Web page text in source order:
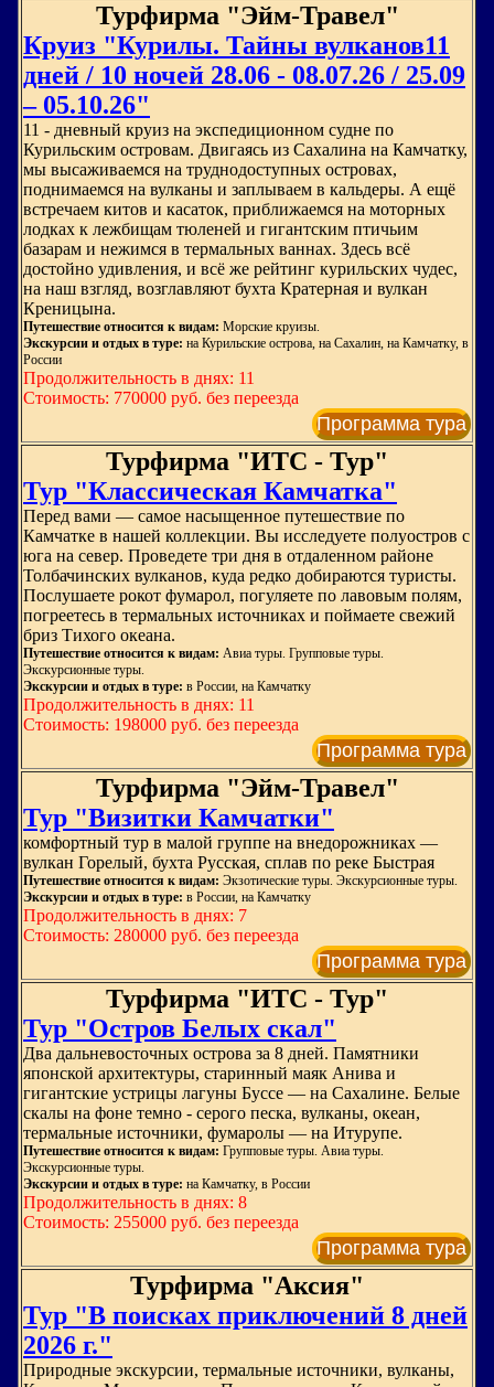
Турфирма "Эйм-Травел"
Круиз "Курилы. Тайны вулканов11
дней / 10 ночей 28.06 - 08.07.26 / 25.09
– 05.10.26"
11 - дневный круиз на экспедиционном судне по
Курильским островам. Двигаясь из Сахалина на Камчатку,
мы высаживаемся на труднодоступных островах,
поднимаемся на вулканы и заплываем в кальдеры. А ещё
встречаем китов и касаток, приближаемся на моторных
лодках к лежбищам тюленей и гигантским птичьим
базарам и нежимся в термальных ваннах. Здесь всё
достойно удивления, и всё же рейтинг курильских чудес,
на наш взгляд, возглавляют бухта Кратерная и вулкан
Креницына.
Путешествие относится к видам: Морские круизы.
Экскурсии и отдых в туре: на Курильские острова, на Сахалин, на Камчатку, в
России
Продолжительность в днях: 11
Стоимость: 770000 руб. без переезда
Программа тура
Турфирма "ИТС - Тур"
Тур "Классическая Камчатка"
Перед вами — самое насыщенное путешествие по
Камчатке в нашей коллекции. Вы исследуете полуостров с
юга на север. Проведете три дня в отдаленном районе
Толбачинских вулканов, куда редко добираются туристы.
Послушаете рокот фумарол, погуляете по лавовым полям,
погреетесь в термальных источниках и поймаете свежий
бриз Тихого океана.
Путешествие относится к видам: Авиа туры. Групповые туры.
Экскурсионные туры.
Экскурсии и отдых в туре: в России, на Камчатку
Продолжительность в днях: 11
Стоимость: 198000 руб. без переезда
Программа тура
Турфирма "Эйм-Травел"
Тур "Визитки Камчатки"
комфортный тур в малой группе на внедорожниках —
вулкан Горелый, бухта Русская, сплав по реке Быстрая
Путешествие относится к видам: Экзотические туры. Экскурсионные туры.
Экскурсии и отдых в туре: в России, на Камчатку
Продолжительность в днях: 7
Стоимость: 280000 руб. без переезда
Программа тура
Турфирма "ИТС - Тур"
Тур "Остров Белых скал"
Два дальневосточных острова за 8 дней. Памятники
японской архитектуры, старинный маяк Анива и
гигантские устрицы лагуны Буссе — на Сахалине. Белые
скалы на фоне темно - серого песка, вулканы, океан,
термальные источники, фумаролы — на Итурупе.
Путешествие относится к видам: Групповые туры. Авиа туры.
Экскурсионные туры.
Экскурсии и отдых в туре: на Камчатку, в России
Продолжительность в днях: 8
Стоимость: 255000 руб. без переезда
Программа тура
Турфирма "Аксия"
Тур "В поисках приключений 8 дней
2026 г."
Природные экскурсии, термальные источники, вулканы,